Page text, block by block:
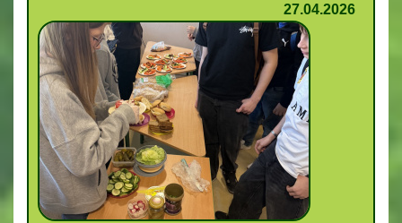
27.04.2026